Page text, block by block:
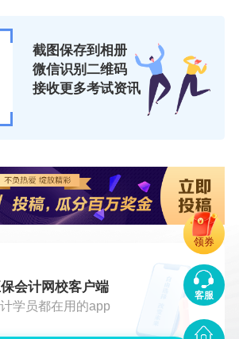
点：
，网校历年通过的学员分数都
真对待基本上都不要紧；会有部
比较考验对于材料的分析能
理解记忆。
是特别高，考点集中于教材，一
点涉及较广泛，但是背诵的地方
点会重复考试，多做试题有助于
截图保存到相册
微信识别二维码
接收更多考试资讯
会计网校客户端
学员都在用的app
客服
领券